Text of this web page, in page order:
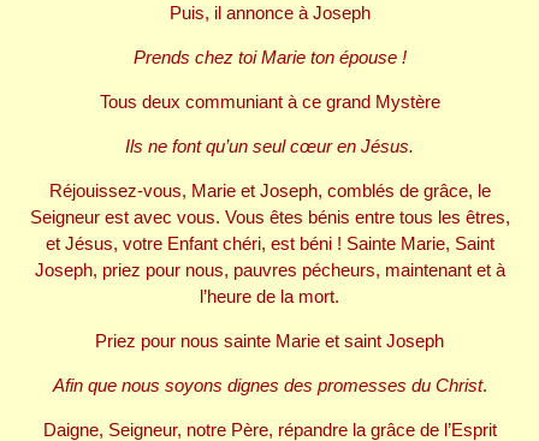
Puis, il annonce à Joseph
Prends chez toi Marie ton épouse !
Tous deux communiant à ce grand Mystère
Ils ne font qu’un seul cœur en Jésus.
Réjouissez-vous, Marie et Joseph, comblés de grâce, le
Seigneur est avec vous. Vous êtes bénis entre tous les êtres,
et Jésus, votre Enfant chéri, est béni ! Sainte Marie, Saint
Joseph, priez pour nous, pauvres pécheurs, maintenant et à
l’heure de la mort.
Priez pour nous sainte Marie et saint Joseph
Afin que nous soyons dignes des promesses du Christ.
Daigne, Seigneur, notre Père, répandre la grâce de l’Esprit